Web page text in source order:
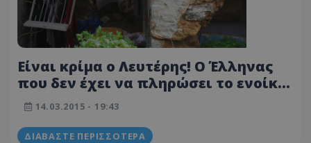
Είναι κρίμα ο Λευτέρης! Ο Έλληνας
που δεν έχει να πληρώσει το ενοίκιο
του και ζει εδώ (Βίντεο)
14.03.2015 - 19:43
ΔΙΑΒΆΣΤΕ ΠΕΡΙΣΣΌΤΕΡΑ